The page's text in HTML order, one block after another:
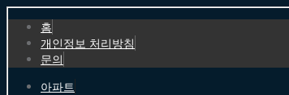
홈
개인정보 처리방침
문의
아파트